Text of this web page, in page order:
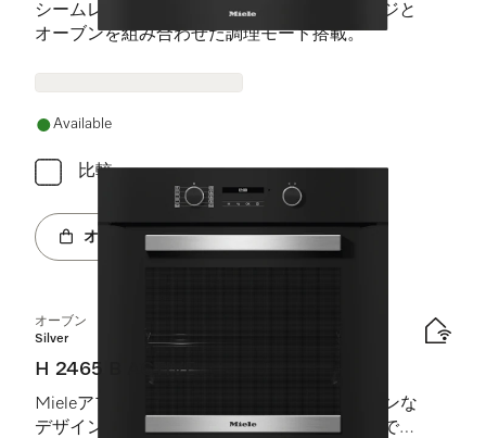
シームレスデザイン、自動プログラム、レンジと
オーブンを組み合わせた調理モード搭載。
Available
比較
オンラインショップへ
オーブン
Silver
H 2465 B ACTIVE
Mieleアプリ、PerfectClean加工を備えたモダンな
デザインの本格的オーブンを、魅力的な価格でご